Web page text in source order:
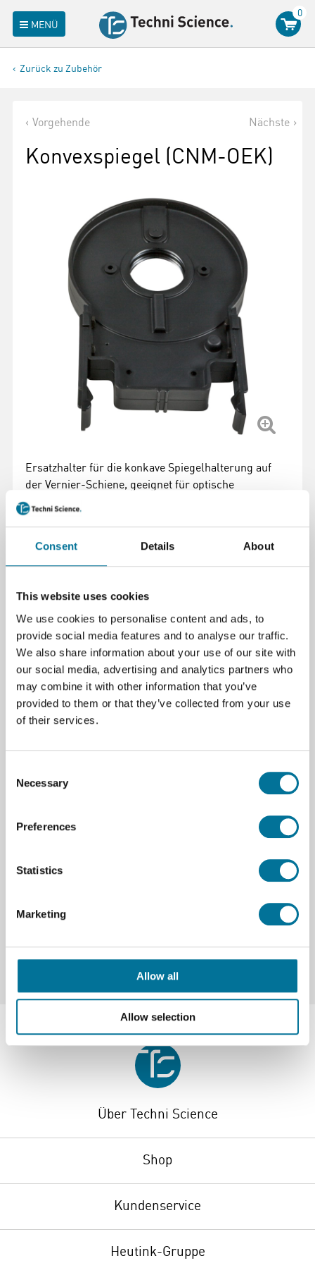
Consent Details About
This website uses cookies
We use cookies to personalise content and ads, to
provide social media features and to analyse our traffic.
We also share information about your use of our site with
our social media, advertising and analytics partners who
may combine it with other information that you’ve
provided to them or that they’ve collected from your use
of their services.
Selection
Necessary
Preferences
Statistics
Marketing
Allow all
Allow selection
MENÜ
0
Zurück zu Zubehör
Vorgehende Nächste
Konvexspiegel (CNM-OEK)
Ersatzhalter für die konkave Spiegelhalterung auf
der Vernier-Schiene, geeignet für optische
Messungen und Präzisionsgeräte.
Zum Warenkorb hinzufügen
Konvexspiegel (CNM-OEK)
Spezifikationen
Über Techni Science
Shop
Kundenservice
Heutink-Gruppe